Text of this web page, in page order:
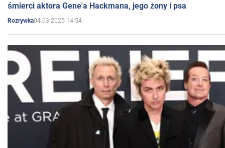
śmierci aktora Gene'a Hackmana, jego żony i psa
Rozrywka04.03.2025 14:54